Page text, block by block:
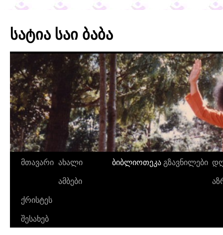
სატია საი ბაბა
მთავარი ახალი
ამბები
ბიბლიოთეკა გზავნილები
ქრისტეს
შესახებ